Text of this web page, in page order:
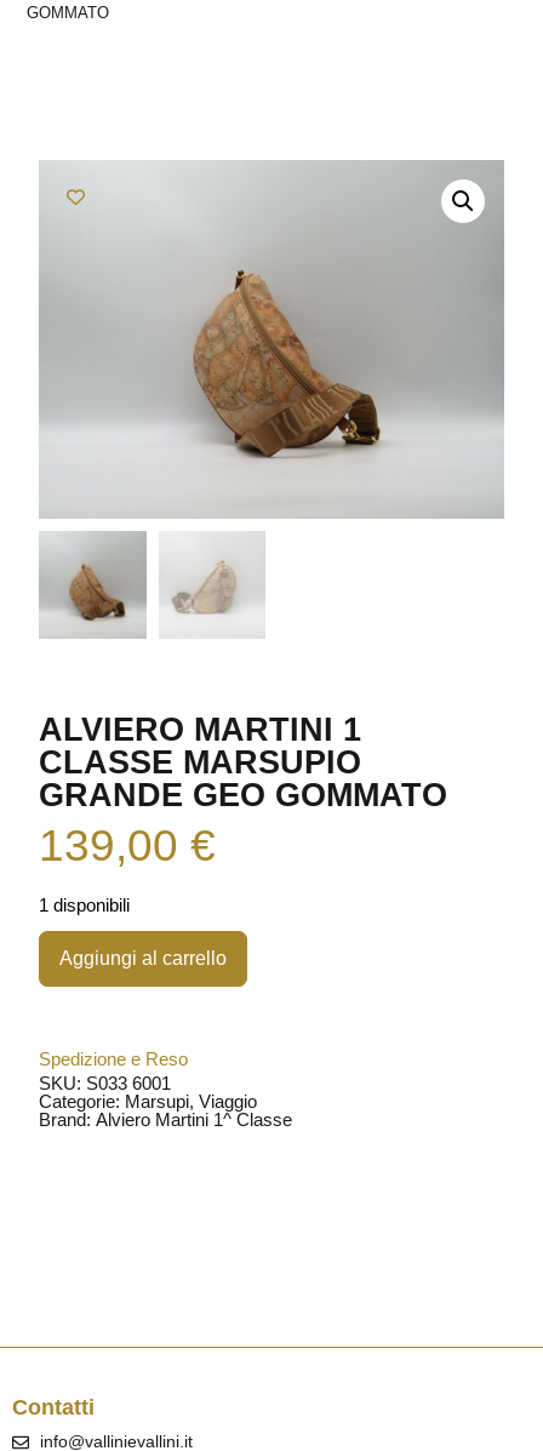
GOMMATO
ALVIERO MARTINI 1
CLASSE MARSUPIO
GRANDE GEO GOMMATO
139,00€
1 disponibili
Aggiungi al carrello
Spedizione e Reso
SKU: S033 6001
Categorie: Marsupi,Viaggio
Brand:Alviero Martini 1^ Classe
Contatti
info@vallinievallini.it